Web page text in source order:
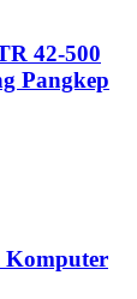
42-500
Pangkep
Komputer